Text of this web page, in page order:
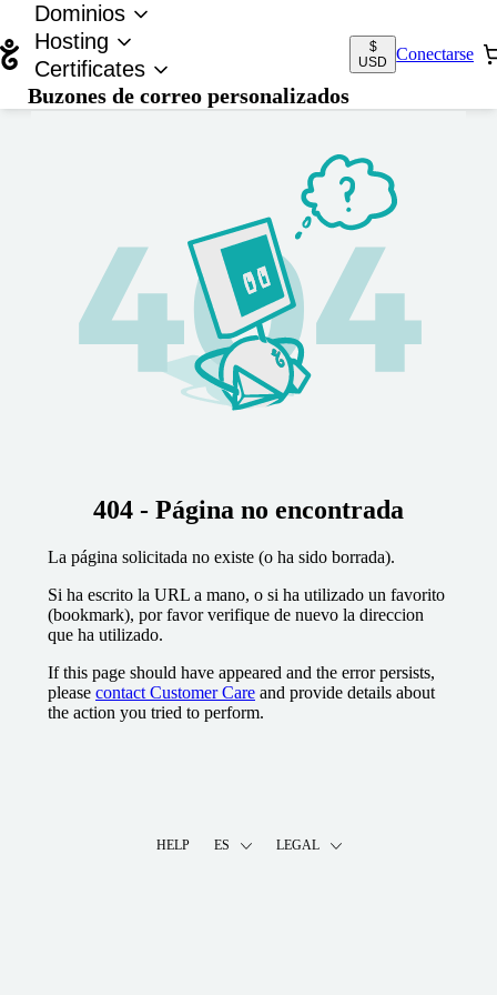
Dominios
Hosting
Certificates
Buzones de correo personalizados
$
USD
Conectarse
404 - Página no encontrada
La página solicitada no existe (o ha sido borrada).
Si ha escrito la URL a mano, o si ha utilizado un favorito
(bookmark), por favor verifique de nuevo la direccion
que ha utilizado.
If this page should have appeared and the error persists,
please contact Customer Care and provide details about
the action you tried to perform.
HELP ES LEGAL